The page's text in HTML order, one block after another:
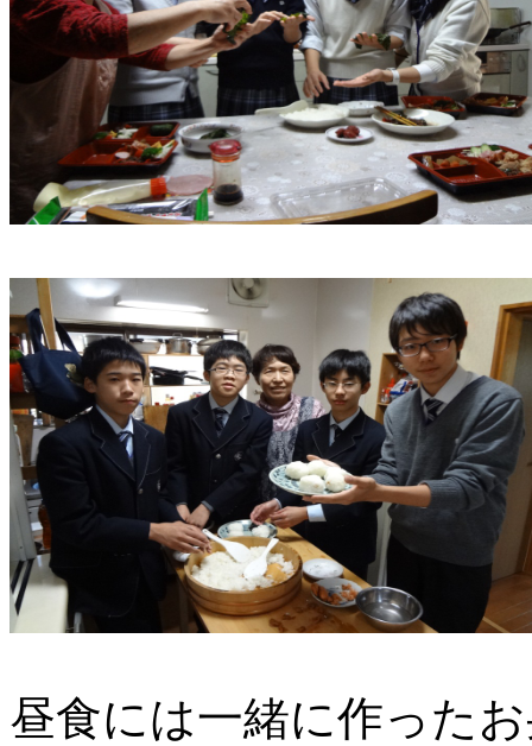
昼食には一緒に作った